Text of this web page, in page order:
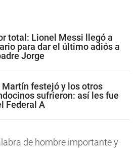
total: Lionel Messi llegó a
para dar el último adiós a
Jorge
Martín festejó y los otros
sufrieron: así les fue
Federal A
de hombre importante y